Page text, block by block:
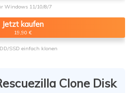
Windows 11/10/8/7
Jetzt kaufen
19,90 €
SSD einfach klonen
Clone Disk